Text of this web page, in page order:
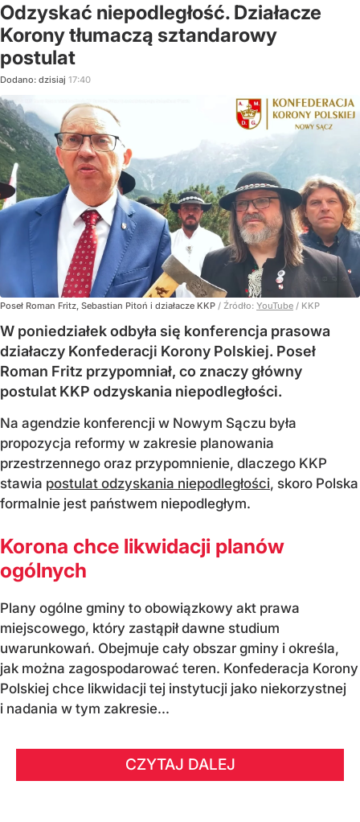
Odzyskać niepodległość. Działacze
Korony tłumaczą sztandarowy
postulat
Dodano: dzisiaj 17:40
Poseł Roman Fritz, Sebastian Pitoń i działacze KKP / Źródło: YouTube / KKP
W poniedziałek odbyła się konferencja prasowa
działaczy Konfederacji Korony Polskiej. Poseł
Roman Fritz przypomniał, co znaczy główny
postulat KKP odzyskania niepodległości.
Na agendzie konferencji w Nowym Sączu była
propozycja reformy w zakresie planowania
przestrzennego oraz przypomnienie, dlaczego KKP
stawia postulat odzyskania niepodległości, skoro Polska
formalnie jest państwem niepodległym.
Korona chce likwidacji planów
ogólnych
Plany ogólne gminy to obowiązkowy akt prawa
miejscowego, który zastąpił dawne studium
uwarunkowań. Obejmuje cały obszar gminy i określa,
jak można zagospodarować teren. Konfederacja Korony
Polskiej chce likwidacji tej instytucji jako niekorzystnej
i nadania w tym zakresie...
CZYTAJ DALEJ